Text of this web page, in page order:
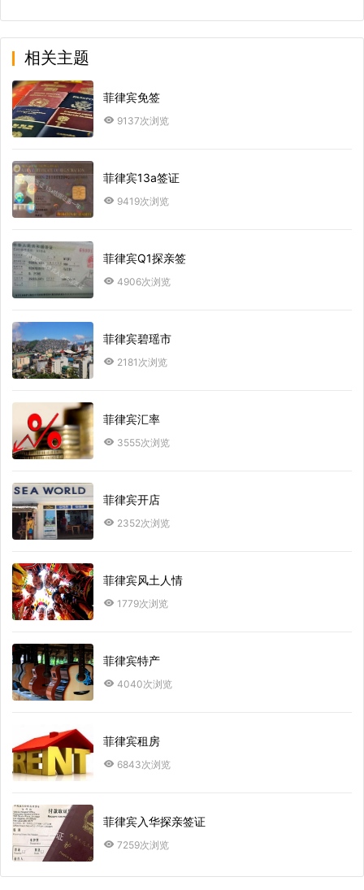
相关主题
菲律宾免签
9137次浏览
菲律宾13a签证
9419次浏览
菲律宾Q1探亲签
4906次浏览
菲律宾碧瑶市
2181次浏览
菲律宾汇率
3555次浏览
菲律宾开店
2352次浏览
菲律宾风土人情
1779次浏览
菲律宾特产
4040次浏览
菲律宾租房
6843次浏览
菲律宾入华探亲签证
7259次浏览